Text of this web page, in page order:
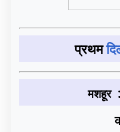
प्रथम
मशहूर :